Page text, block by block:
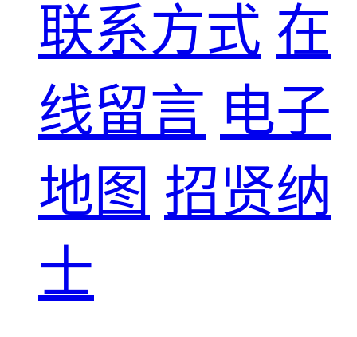
联系方式 在
线留言 电子
地图 招贤纳
士